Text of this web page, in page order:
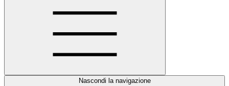
Nascondi la navigazione